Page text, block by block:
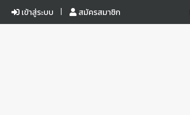
เข้าสู่ระบบ สมัครสมาชิก